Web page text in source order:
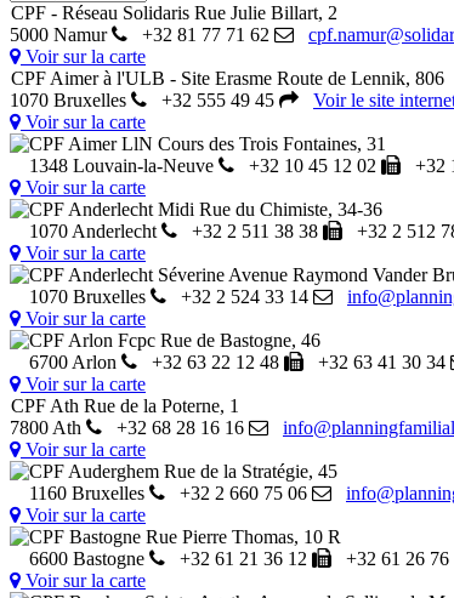
CPF - Réseau Solidaris Rue Julie Billart, 2
5000 Namur
+32 81 77 71 62
Voir sur la carte
CPF Aimer à l'ULB - Site Erasme Route de Lennik, 806
1070 Bruxelles
+32 555 49 45 Voir le site
Voir sur la carte
CPF Aimer LlN Cours des Trois Fontaines, 31
1348 Louvain-la-Neuve
+32 10 45 12 02 +32
Voir sur la carte
CPF Anderlecht Midi Rue du Chimiste, 34-36
1070 Anderlecht
+32 2 511 38 38 +32 2 512
Voir sur la carte
CPF Anderlecht Séverine Avenue Raymond Vander
1070 Bruxelles
+32 2 524 33 14
Voir sur la carte
CPF Arlon Fcpc Rue de Bastogne, 46
6700 Arlon
+32 63 22 12 48 +32 63 41 30 34
Voir sur la carte
CPF Ath Rue de la Poterne, 1
7800 Ath
+32 68 28 16 16
Voir sur la carte
CPF Auderghem Rue de la Stratégie, 45
1160 Bruxelles
+32 2 660 75 06
Voir sur la carte
CPF Bastogne Rue Pierre Thomas, 10 R
6600 Bastogne
+32 61 21 36 12 +32 61 26 76
Voir sur la carte